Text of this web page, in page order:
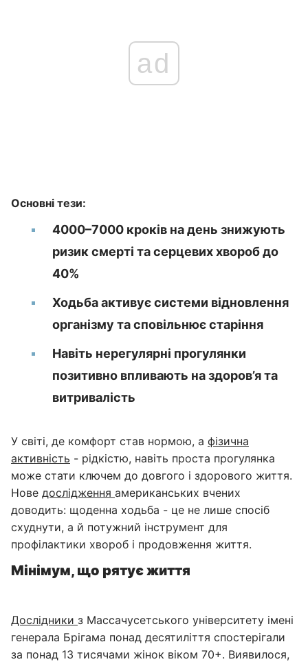
ad
Основні тези:
4000–7000 кроків на день знижують
ризик смерті та серцевих хвороб до
40%
Ходьба активує системи відновлення
організму та сповільнює старіння
Навіть нерегулярні прогулянки
позитивно впливають на здоров’я та
витривалість
У світі, де комфорт став нормою, а фізична
активність - рідкістю, навіть проста прогулянка
може стати ключем до довгого і здорового життя.
Нове дослідження американських вчених
доводить: щоденна ходьба - це не лише спосіб
схуднути, а й потужний інструмент для
профілактики хвороб і продовження життя.
Мінімум, що рятує життя
Дослідники з Массачусетського університету імені
генерала Брігама понад десятиліття спостерігали
за понад 13 тисячами жінок віком 70+. Виявилося,